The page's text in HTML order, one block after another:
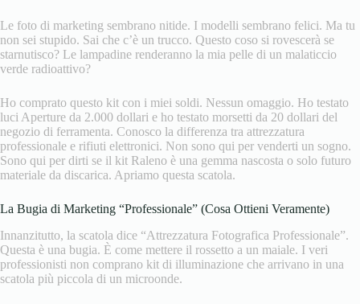
Le foto di marketing sembrano nitide. I modelli sembrano felici. Ma tu
non sei stupido. Sai che c’è un trucco. Questo coso si rovescerà se
starnutisco? Le lampadine renderanno la mia pelle di un malaticcio
verde radioattivo?
Ho comprato questo kit con i miei soldi. Nessun omaggio. Ho testato
luci Aperture da 2.000 dollari e ho testato morsetti da 20 dollari del
negozio di ferramenta. Conosco la differenza tra attrezzatura
professionale e rifiuti elettronici. Non sono qui per venderti un sogno.
Sono qui per dirti se il kit Raleno è una gemma nascosta o solo futuro
materiale da discarica. Apriamo questa scatola.
La Bugia di Marketing “Professionale” (Cosa Ottieni Veramente)
Innanzitutto, la scatola dice “Attrezzatura Fotografica Professionale”.
Questa è una bugia. È come mettere il rossetto a un maiale. I veri
professionisti non comprano kit di illuminazione che arrivano in una
scatola più piccola di un microonde.